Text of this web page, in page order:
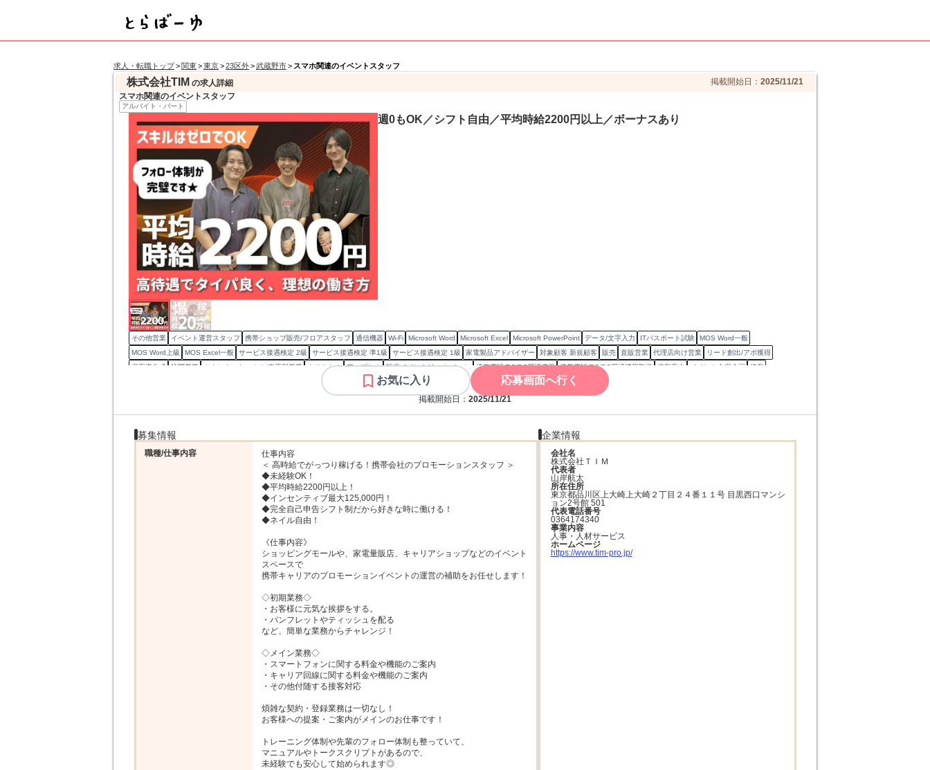
求人・転職トップ>関東 >東京>23区外>武蔵野市> スマホ関連のイベントスタッフ
株式会社TIM の求人詳細 掲載開始日： 2025/11/21
スマホ関連のイベントスタッフ
アルバイト・パート
週0もOK／シフト自由／平均時給2200円以上／ボーナスあり
その他営業 イベント運営スタッフ 携帯ショップ販売/フロアスタッフ 通信機器 Wi-Fi Microsoft Word Microsoft Excel Microsoft PowerPoint データ/文字入力 ITパスポート試験
MOS Word一般
MOS Word上級
MOS Excel一般 サービス接遇検定 2級 サービス接遇検定 準1級 サービス接遇検定 1級 家電製品アドバイザー 対象顧客 新規顧客 販売 直販営業 代理店向け営業
リード創出/アポ獲得
提案書作成
訪問営業 カウンターセールス/来店型営業 クロスセル アップセル 販促イベント/キャンペーン 携帯電話/PC/PC周辺機器 携帯電話/PC/PC周辺機器取扱 接客案内 イベント内容企画
接客
お気に入り 応募画面へ行く
掲載開始日： 2025/11/21
募集情報
職種/仕事内容
仕事内容
＜ 高時給でがっつり稼げる！携帯会社のプロモーションスタッフ ＞
◆未経験OK！
◆平均時給2200円以上！
◆インセンティブ最大125,000円！
◆完全自己申告シフト制だから好きな時に働ける！
◆ネイル自由！
《仕事内容》
ショッピングモールや、家電量販店、キャリアショップなどのイベント
スペースで
携帯キャリアのプロモーションイベントの運営の補助をお任せします！
◇初期業務◇
・お客様に元気な挨拶をする。
・パンフレットやティッシュを配る
など、簡単な業務からチャレンジ！
◇メイン業務◇
・スマートフォンに関する料金や機能のご案内
・キャリア回線に関する料金や機能のご案内
・その他付随する接客対応
煩雑な契約・登録業務は一切なし！
お客様への提案・ご案内がメインのお仕事です！
トレーニング体制や先輩のフォロー体制も整っていて、
マニュアルやトークスクリプトがあるので、
未経験でも安心して始められます◎
企業情報
会社名
株式会社ＴＩＭ
代表者
山岸航太
所在住所
東京都品川区上大崎上大崎２丁目２４番１１号 目黒西口マンシ
ョン2号館 501
代表電話番号
0364174340
事業内容
人事・人材サービス
ホームページ
https://www.tim-pro.jp/